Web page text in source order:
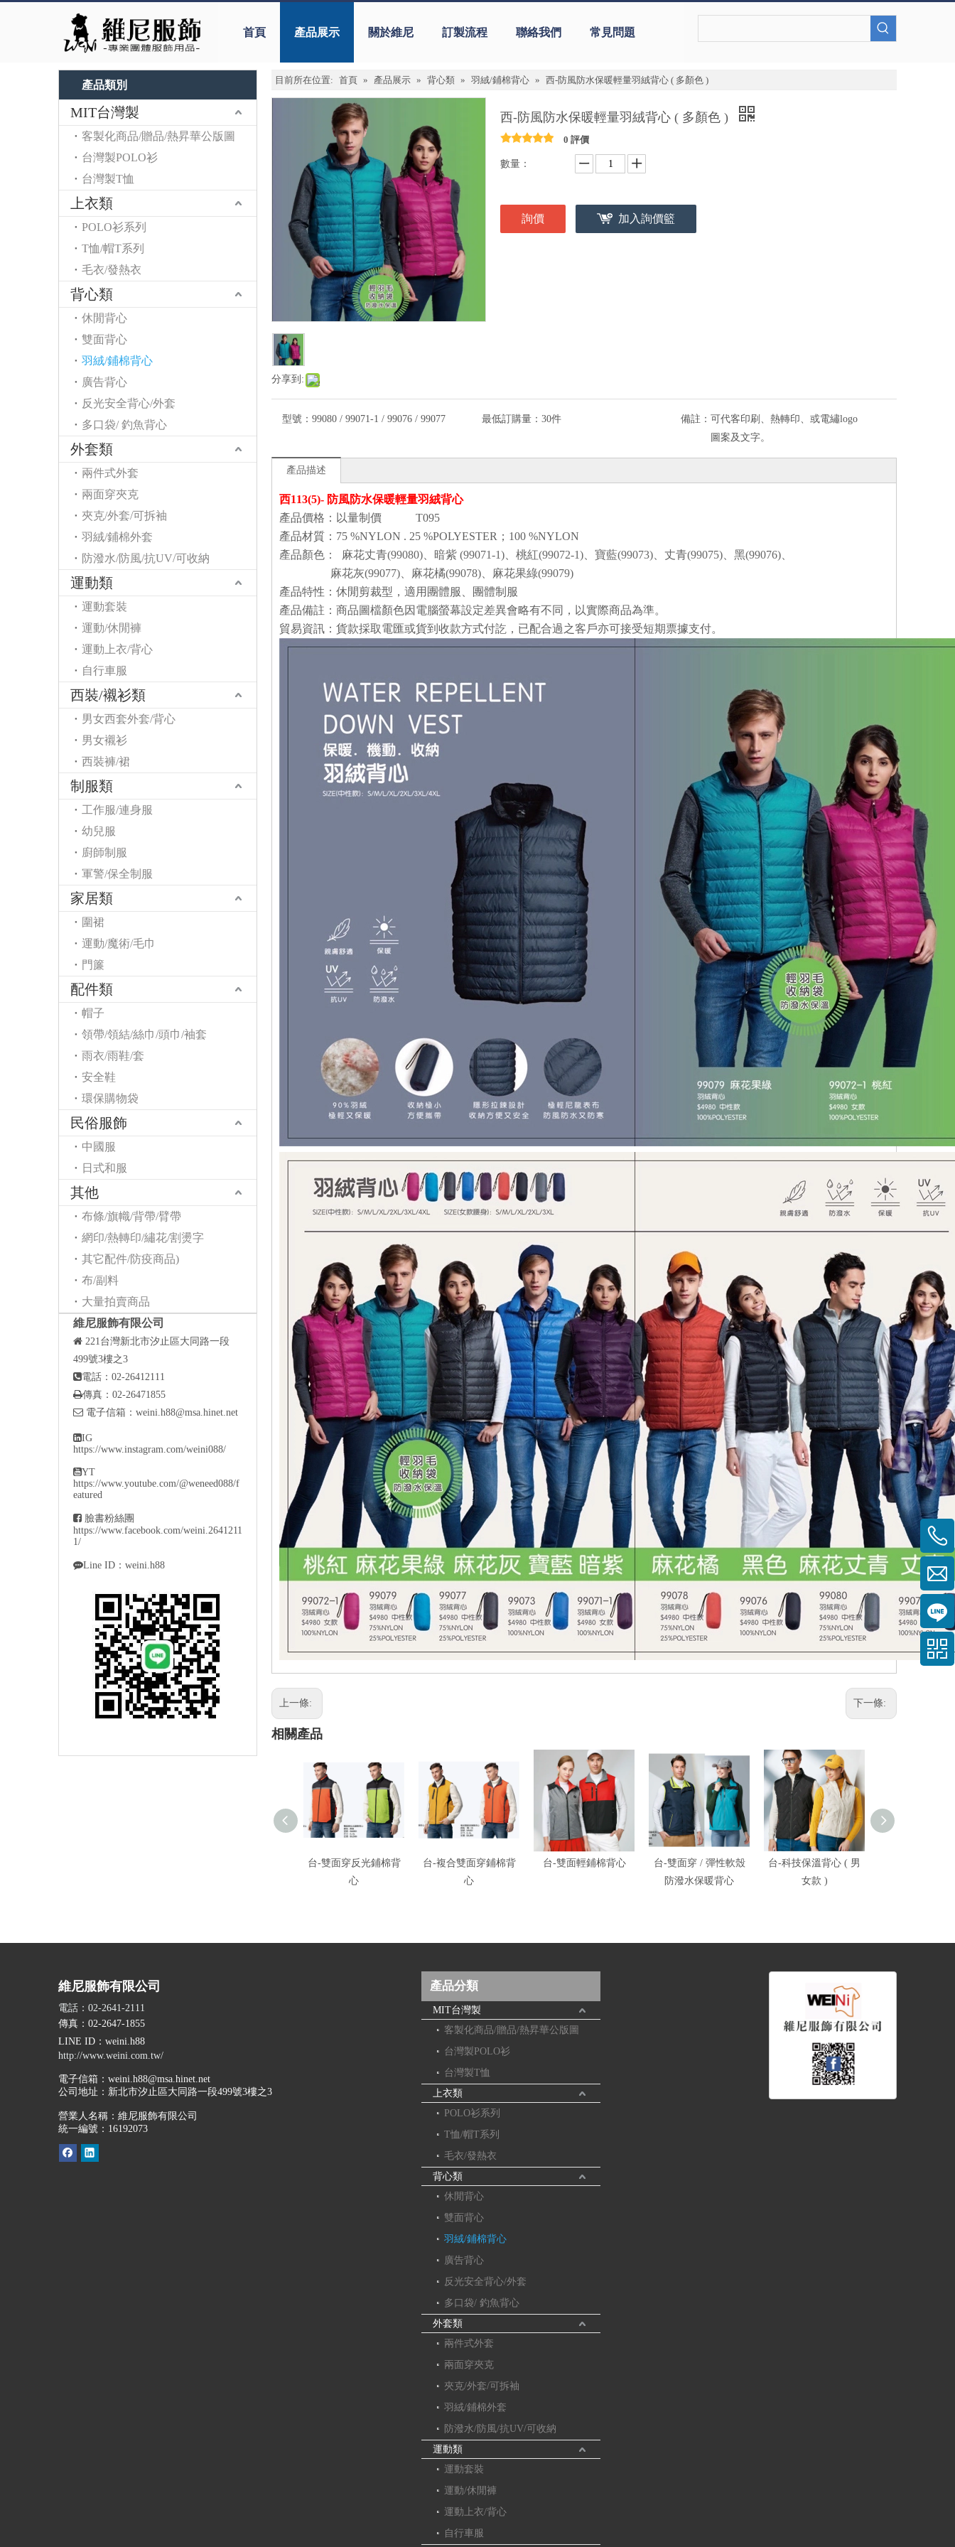
首頁 產品展示 關於維尼 訂製流程 聯絡我們 常見問題
產品類別
MIT台灣製
客製化商品/贈品/熱昇華公版圖
台灣製POLO衫
台灣製T恤
上衣類
POLO衫系列
T恤/帽T系列
毛衣/發熱衣
背心類
休閒背心
雙面背心
羽絨/鋪棉背心
廣告背心
反光安全背心/外套
多口袋/ 釣魚背心
外套類
兩件式外套
兩面穿夾克
夾克/外套/可拆袖
羽絨/鋪棉外套
防潑水/防風/抗UV/可收納
運動類
運動套裝
運動/休閒褲
運動上衣/背心
自行車服
西裝/襯衫類
男女西套外套/背心
男女襯衫
西裝褲/裙
制服類
工作服/連身服
幼兒服
廚師制服
軍警/保全制服
家居類
圍裙
運動/魔術/毛巾
門簾
配件類
帽子
領帶/領結/絲巾/頭巾/袖套
雨衣/雨鞋/套
安全鞋
環保購物袋
民俗服飾
中國服
日式和服
其他
布條/旗幟/背帶/臂帶
網印/熱轉印/繡花/割燙字
其它配件/防疫商品)
布/副料
大量拍賣商品
維尼服飾有限公司
 221台灣新北市汐止區大同路一段
499號3樓之3
電話：02-26412111
傳真：02-26471855
 電子信箱： weini.h88@msa.hinet.net
IG
https://www.instagram.com/weini088/
YT
https://www.youtube.com/@weneed088/f
eatured
 臉書粉絲團
https://www.facebook.com/weini.2641211
1/
Line ID：weini.h88
目前所在位置: 首頁 » 產品展示 » 背心類 » 羽絨/鋪棉背心 » 西-防風防水保暖輕量羽絨背心 ( 多顏色 )
分享到:
西-防風防水保暖輕量羽絨背心 ( 多顏色 )
0 評價
數量：
詢價 加入詢價籃
型號： 99080 / 99071-1 / 99076 / 99077 最低訂購量： 30件 備註： 可代客印刷、熱轉印、或電繡logo
圖案及文字。
產品描述
西113(5)- 防風防水保暖輕量羽絨背心
產品價格：以量制價 T095
產品材質 ：75 %NYLON . 25 %POLYESTER；100 %NYLON
產品顏色 ： 麻花丈青(99080)、暗紫 (99071-1)、桃紅(99072-1)、寶藍(99073)、丈青(99075)、黑(99076)、
麻花灰(99077)、麻花橘(99078)、麻花果綠(99079)
產品特性 ： 休閒剪裁型 ， 適用團體服、團體制服
產品備註：商品圖檔顏色因電腦螢幕設定差異會略有不同，以實際商品為準。
貿易資訊：貨款採取電匯或貨到收款方式付訖，已配合過之客戶亦可接受短期票據支付。
上一條: 下一條:
相關產品
台-雙面穿反光鋪棉背
心
台-複合雙面穿鋪棉背
心
台-雙面輕鋪棉背心
台-雙面穿 / 彈性軟殼
防潑水保暖背心
台-科技保溫背心 ( 男
女款 )
維尼服飾有限公司
電話：02-2641-2111
傳真：02-2647-1855
LINE ID ：weini.h88
http://www.weini.com.tw/
電子信箱： weini.h88@msa.hinet.net
公司地址： 新北市汐止區大同路一段499號3樓之3
營業人名稱：維尼服飾有限公司
統一編號：16192073
產品分類
MIT台灣製
客製化商品/贈品/熱昇華公版圖
台灣製POLO衫
台灣製T恤
上衣類
POLO衫系列
T恤/帽T系列
毛衣/發熱衣
背心類
休閒背心
雙面背心
羽絨/鋪棉背心
廣告背心
反光安全背心/外套
多口袋/ 釣魚背心
外套類
兩件式外套
兩面穿夾克
夾克/外套/可拆袖
羽絨/鋪棉外套
防潑水/防風/抗UV/可收納
運動類
運動套裝
運動/休閒褲
運動上衣/背心
自行車服